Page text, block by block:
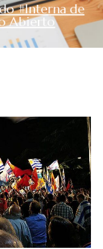
#Interna de
Abierto